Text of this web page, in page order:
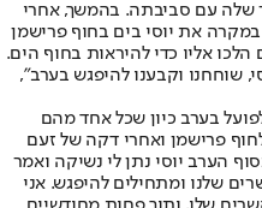
שלה עם סביבתה. בהמשך, אחרי
את יוסי בים בחוף פרישמן
אליו כדי להיראות בחוף הים.
שוחחנו וקבענו להיפגש בערב",
בערב כיון שכל אחד מהם
פרישמן ואחרי דקה של זעם
הערב יוסי נתן לי נשיקה ואמר
שלנו ומתחילים להיפגש. אני